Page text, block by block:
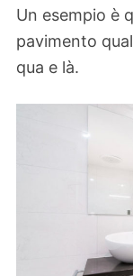
Un esempio è
pavimento
qua e là.